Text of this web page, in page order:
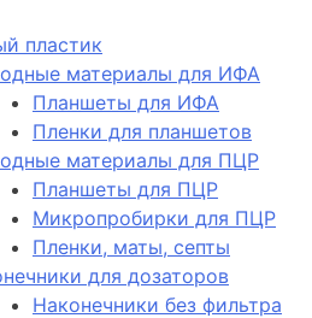
пластик
материалы для ИФА
Планшеты для ИФА
Пленки для планшетов
материалы для ПЦР
Планшеты для ПЦР
Микропробирки для ПЦР
Пленки, маты, септы
для дозаторов
Наконечники без фильтра